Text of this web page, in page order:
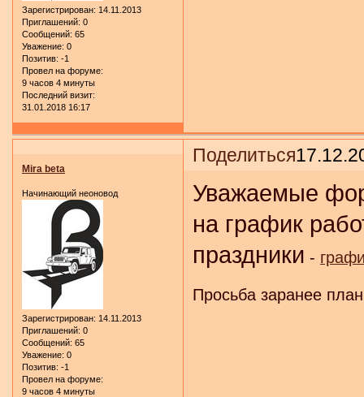
Зарегистрирован: 14.11.2013
Приглашений: 0
Сообщений: 65
Уважение: 0
Позитив: -1
Провел на форуме:
9 часов 4 минуты
Последний визит:
31.01.2018 16:17
Поделиться
Mira beta
Начинающий неоновод
Зарегистрирован: 14.11.2013
Приглашений: 0
Сообщений: 65
Уважение: 0
Позитив: -1
Провел на форуме:
9 часов 4 минуты
Уважаемые
на график
праздники -
Просьба заранее